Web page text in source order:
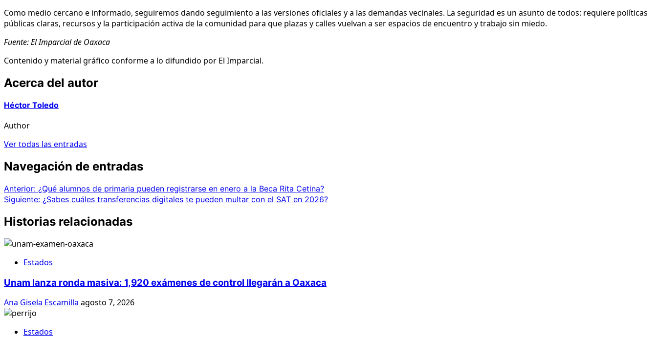
Como medio cercano e informado, seguiremos dando seguimiento a las versiones oficiales y a las demandas vecinales. La seguridad es un asunto de todos: requiere políticas
públicas claras, recursos y la participación activa de la comunidad para que plazas y calles vuelvan a ser espacios de encuentro y trabajo sin miedo.
Fuente: El Imparcial de Oaxaca
Contenido y material gráfico conforme a lo difundido por El Imparcial.
Acerca del autor
Héctor Toledo
Author
Ver todas las entradas
Navegación de entradas
Anterior: ¿Qué alumnos de primaria pueden registrarse en enero a la Beca Rita Cetina?
Siguiente: ¿Sabes cuáles transferencias digitales te pueden multar con el SAT en 2026?
Historias relacionadas
Estados
Unam lanza ronda masiva: 1,920 exámenes de control llegarán a Oaxaca
Ana Gisela Escamilla agosto 7, 2026
Estados